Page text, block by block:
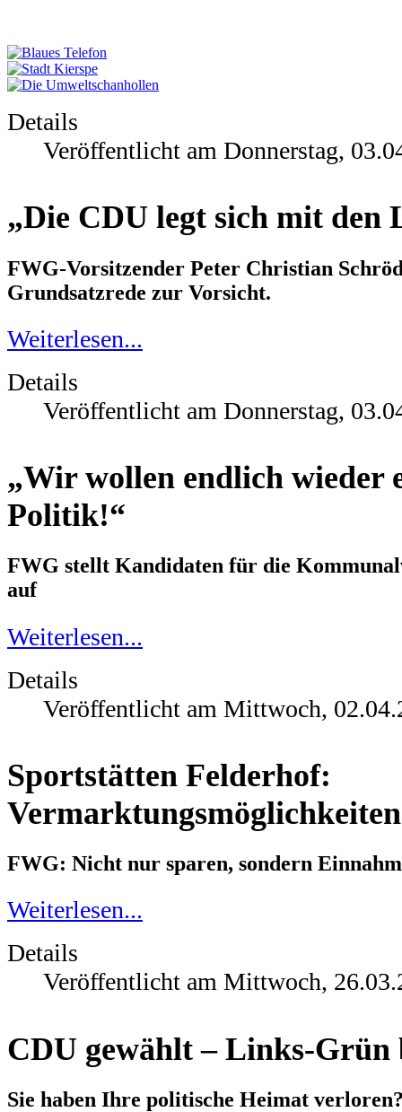
Details
Veröffentlicht am Donnerstag,
„Die CDU legt sich mit den
FWG-Vorsitzender Peter Christian
Grundsatzrede zur Vorsicht.
Weiterlesen...
Details
Veröffentlicht am Donnerstag,
„Wir wollen endlich wieder
Politik!“
FWG stellt Kandidaten für die
auf
Weiterlesen...
Details
Veröffentlicht am Mittwoch,
Sportstätten Felderhof:
FWG: Nicht nur sparen, sondern
Weiterlesen...
Details
Veröffentlicht am Mittwoch,
CDU gewählt – Links-Grün
Sie haben Ihre politische Heimat